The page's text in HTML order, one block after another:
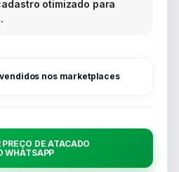
otimizado para
nos marketplaces
DE ATACADO
WHATSAPP